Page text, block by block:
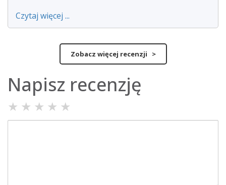
Czytaj więcej ...
Zobacz więcej recenzji >
Napisz recenzję
★ ★ ★ ★ ★